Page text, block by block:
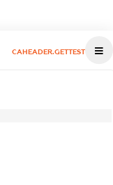
CAHEADER.GETTEST